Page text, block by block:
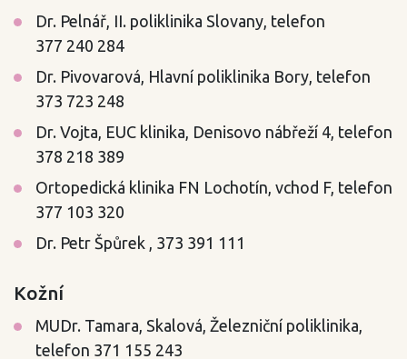
Dr. Pelnář, II. poliklinika Slovany, telefon
377 240 284
Dr. Pivovarová, Hlavní poliklinika Bory, telefon
373 723 248
Dr. Vojta, EUC klinika, Denisovo nábřeží 4, telefon
378 218 389
Ortopedická klinika FN Lochotín, vchod F, telefon
377 103 320
Dr. Petr Špůrek , 373 391 111
Kožní
MUDr. Tamara, Skalová, Železniční poliklinika,
telefon 371 155 243